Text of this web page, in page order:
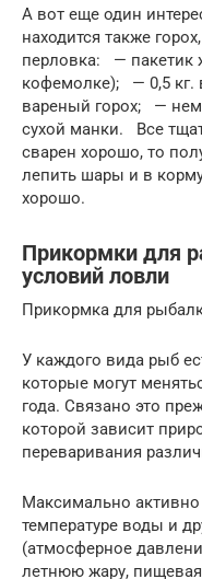
А вот еще один
находится также
перловка: — пакетик
кофемолке); — 0,5 кг.
вареный горох; —
сухой манки. Все
сварен хорошо, то
лепить шары и в
хорошо.
Прикормки для
условий ловли
Прикормка для
У каждого вида рыб
которые могут
года. Связано это
которой зависит
переваривания
Максимально активно
температуре воды и
(атмосферное
летнюю жару, пищевая